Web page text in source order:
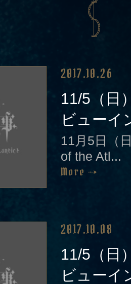
2017.10.26
11/5（日
ビューイ
11月5日（
of the Atl...
More
2017.10.08
11/5（日
ビューイ